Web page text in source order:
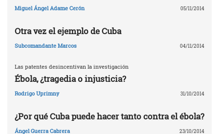
Miguel Ángel Adame Cerón 05/11/2014
Otra vez el ejemplo de Cuba
Subcomandante Marcos 04/11/2014
Las patentes desincentivan la investigación
Ébola, ¿tragedia o injusticia?
Rodrigo Uprimny 31/10/2014
¿Por qué Cuba puede hacer tanto contra el ébola?
Ángel Guerra Cabrera 23/10/2014